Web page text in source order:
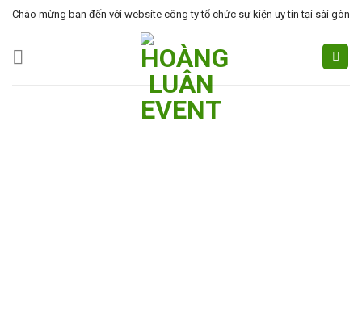
Skip
content
Chào mừng bạn đến với website công ty tổ chức sự kiện uy tín tại sài gòn